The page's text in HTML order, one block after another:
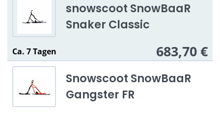
snowscoot SnowBaaR
Snaker Classic
Ca. 7 Tagen 683,70 €
Snowscoot SnowBaaR
Gangster FR